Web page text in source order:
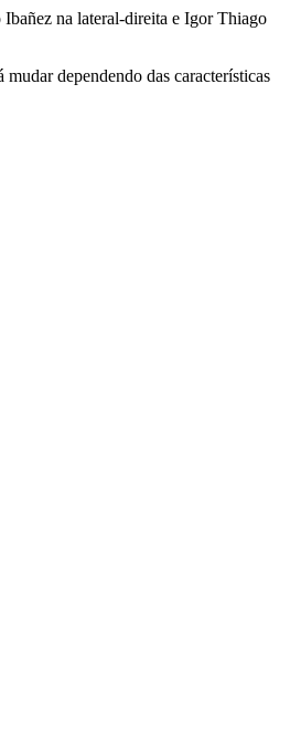
Ibañez na lateral-direita e Igor Thiago
dependendo das características